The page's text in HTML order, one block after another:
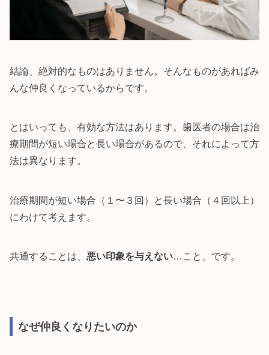
結論、絶対的なものはありません。そんなものがあればみ
んな仲良くなっているからです。
とはいっても、有効な方法はあります。歯医者の場合は治
療期間が短い場合と長い場合があるので、それによって方
法は異なります。
治療期間が短い場合（１〜３回）と長い場合（４回以上）
にわけて考えます。
共通することは、 悪い印象を与えない…こと、です。
なぜ仲良くなりたいのか